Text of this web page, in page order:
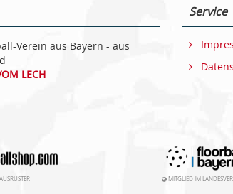
Verein aus Bayern - aus
LECH
Service
MITGLIED IM